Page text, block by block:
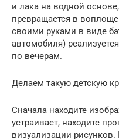
и лака на водной
превращается в
своими руками в виде
автомобиля)
по вечерам.
Делаем такую детскую
Сначала находите
устраивает, находите
визуализации